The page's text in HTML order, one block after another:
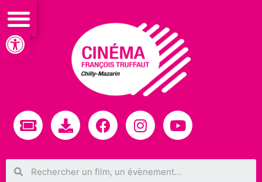
Ouvrir la barre d’outils